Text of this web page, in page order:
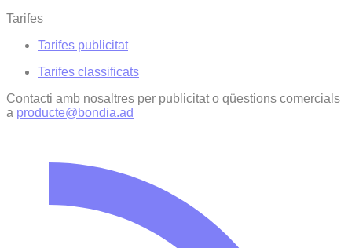
Tarifes
Tarifes publicitat
Tarifes classificats
Contacti amb nosaltres per publicitat o qüestions comercials
a producte@bondia.ad